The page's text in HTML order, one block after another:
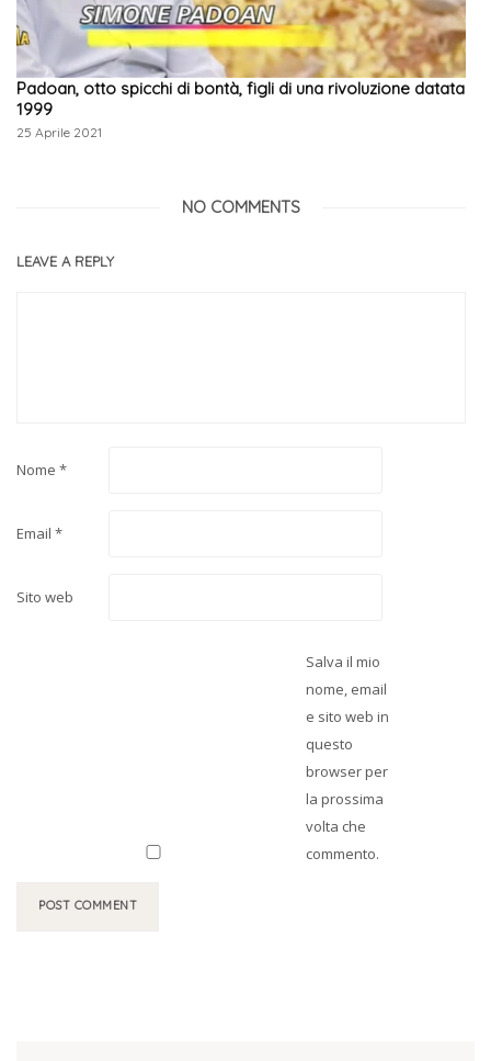
Padoan, otto spicchi di bontà, figli di una rivoluzione datata
1999
25 Aprile 2021
NO COMMENTS
LEAVE A REPLY
Nome *
Email *
Sito web
Salva il mio
nome, email
e sito web in
questo
browser per
la prossima
volta che
commento.